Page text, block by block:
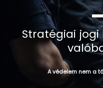
Stratégiai jogi
A védelem nem a